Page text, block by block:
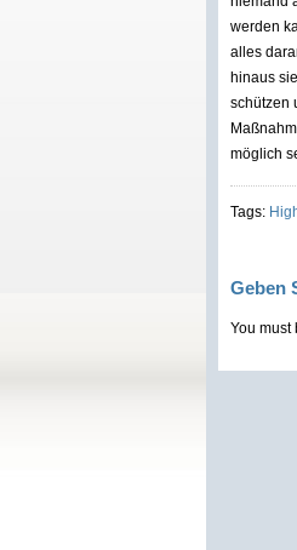
werden
alles
hinaus
schützen
möglich
Tags:
Geben
You must